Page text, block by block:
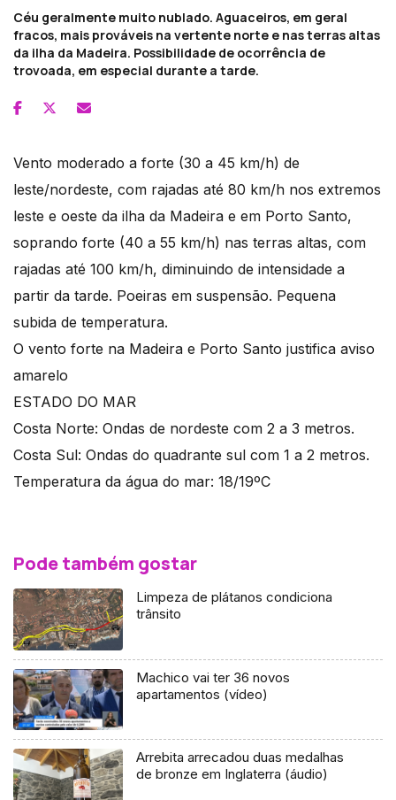
Céu geralmente muito nublado. Aguaceiros, em geral
fracos, mais prováveis na vertente norte e nas terras altas
da ilha da Madeira. Possibilidade de ocorrência de
trovoada, em especial durante a tarde.
Vento moderado a forte (30 a 45 km/h) de
leste/nordeste, com rajadas até 80 km/h nos extremos
leste e oeste da ilha da Madeira e em Porto Santo,
soprando forte (40 a 55 km/h) nas terras altas, com
rajadas até 100 km/h, diminuindo de intensidade a
partir da tarde. Poeiras em suspensão. Pequena
subida de temperatura.
O vento forte na Madeira e Porto Santo justifica aviso
amarelo
ESTADO DO MAR
Costa Norte: Ondas de nordeste com 2 a 3 metros.
Costa Sul: Ondas do quadrante sul com 1 a 2 metros.
Temperatura da água do mar: 18/19ºC
Pode também gostar
Limpeza de plátanos condiciona
trânsito
Machico vai ter 36 novos
apartamentos (vídeo)
Arrebita arrecadou duas medalhas
de bronze em Inglaterra (áudio)